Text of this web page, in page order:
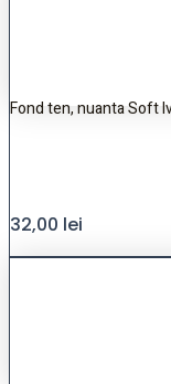
Fond ten, nuanta Soft
32,00 lei